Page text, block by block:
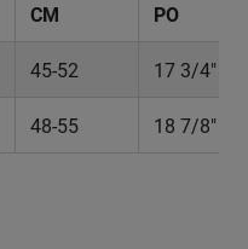
CM PO
45-52 17 3/4" –
48-55 18 7/8" –